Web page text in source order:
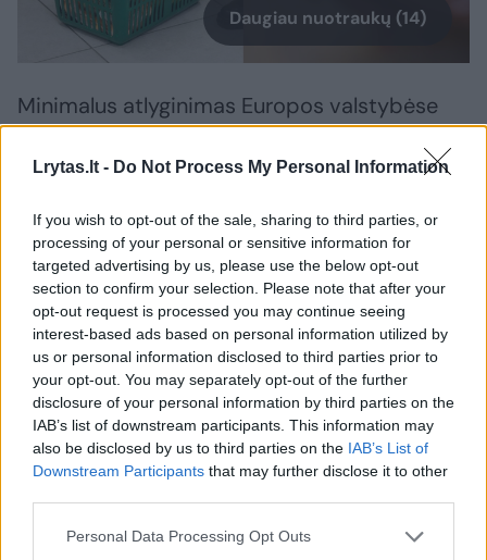
Lrytas.lt - Do Not Process My Personal Information
If you wish to opt-out of the sale, sharing to third parties, or
processing of your personal or sensitive information for
targeted advertising by us, please use the below opt-out
section to confirm your selection. Please note that after your
opt-out request is processed you may continue seeing
interest-based ads based on personal information utilized by
us or personal information disclosed to third parties prior to
your opt-out. You may separately opt-out of the further
disclosure of your personal information by third parties on the
IAB’s list of downstream participants. This information may
also be disclosed by us to third parties on the IAB’s List of
Downstream Participants that may further disclose it to other
Personal Data Processing Opt Outs
Daugiau nuotraukų (14)
Minimalus atlyginimas Europos valstybėse
kaip skelbia euronews.com, didžiausia MMA
(neatskaičius mokesčių). Mažiausia iš ES
valstybių – Bulgarijoje (620 eurų).
Apskritai tik penkiose šalyse minimali alga
viršijo 2 tūkst. eurų. Devyniose MMA svyravo
nuo tūkstančio iki 2 tūkst. eurų. Tarp šių šalių
patenka ir Lietuva (1153 eurai, devintoji vieta
visoje ES).
Aštuoniose ES valstybėse MMA nesiekė